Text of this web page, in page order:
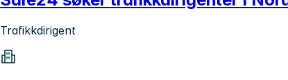
Trafikkdirigent